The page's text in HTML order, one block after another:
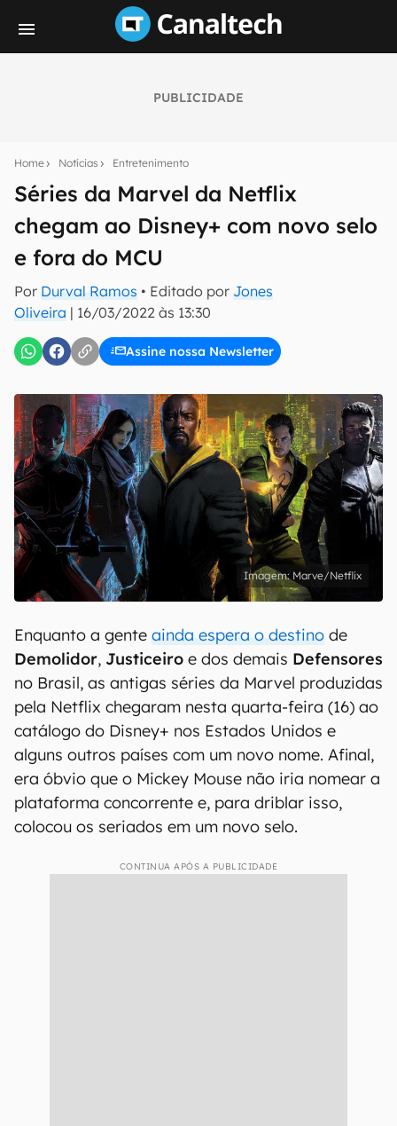
PUBLICIDADE
Home Notícias Entretenimento
Séries da Marvel da Netflix
chegam ao Disney+ com novo selo
e fora do MCU
Por Durval Ramos • Editado por Jones
Oliveira | 16/03/2022 às 13:30
Assine nossa Newsletter
notícias e reviews sobre tecnologia em primeira
mão.
E-mail
inscreva-se
Confirmo que li, aceito e concordo com os Termos de
Uso e Política de Privacidade do Canaltech.
Marve/Netflix
Enquanto a gente ainda espera o destino de
Demolidor, Justiceiro e dos demais Defensores
no Brasil, as antigas séries da Marvel produzidas
pela Netflix chegaram nesta quarta-feira (16) ao
catálogo do Disney+ nos Estados Unidos e
alguns outros países com um novo nome. Afinal,
era óbvio que o Mickey Mouse não iria nomear a
plataforma concorrente e, para driblar isso,
colocou os seriados em um novo selo.
CONTINUA APÓS A PUBLICIDADE